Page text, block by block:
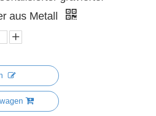
aus Metall